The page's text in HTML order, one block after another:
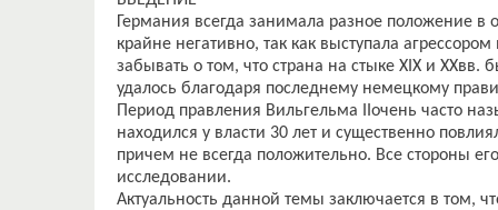
Германия всегда занимала разное положение
крайне негативно, так как выступала
забывать о том, что страна на стыке XIX и
удалось благодаря последнему немецкому
Период правления Вильгельма IIочень часто
находился у власти 30 лет и существенно
причем не всегда положительно. Все стороны
исследовании.
Актуальность данной темы заключается в том,